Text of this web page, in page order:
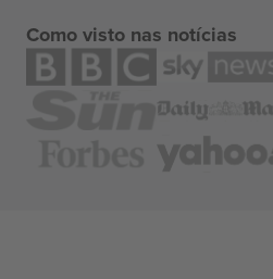
Como visto nas notícias